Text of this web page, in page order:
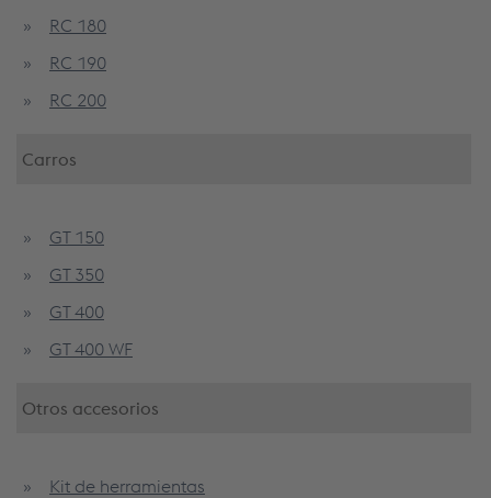
RC 180
RC 190
RC 200
Carros
GT 150
GT 350
GT 400
GT 400 WF
Otros accesorios
Kit de herramientas